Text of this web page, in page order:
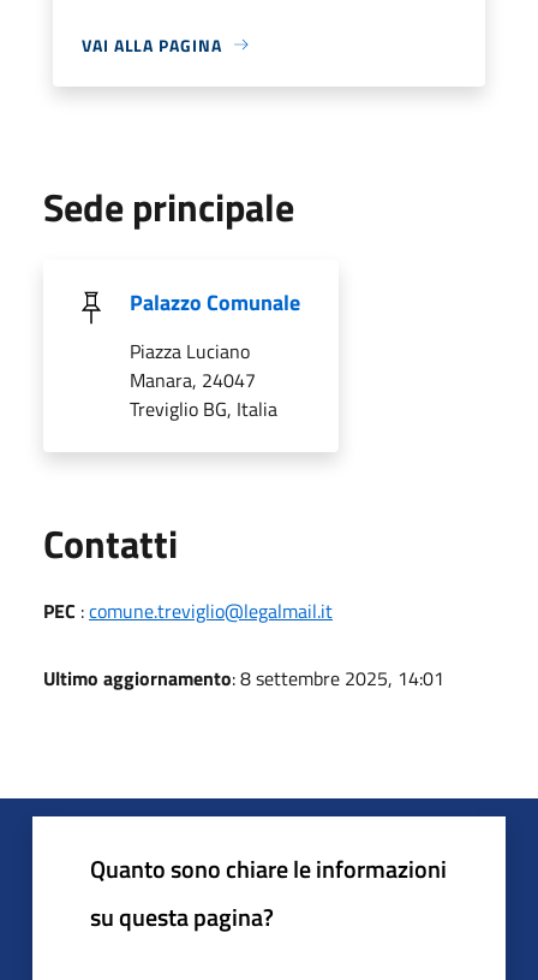
VAI ALLA PAGINA
Sede principale
Palazzo Comunale
Piazza Luciano
Manara, 24047
Treviglio BG, Italia
Contatti
PEC :comune.treviglio@legalmail.it
Ultimo aggiornamento: 8 settembre 2025, 14:01
Quanto sono chiare le informazioni
su questa pagina?